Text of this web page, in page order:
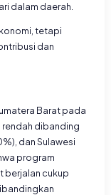
dalam daerah.
tetapi
dan
Barat pada
rendah dibanding
dan Sulawesi
program
berjalan cukup